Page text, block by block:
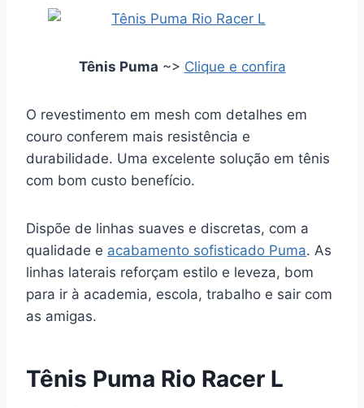
Tênis Puma ~> Clique e confira
O revestimento em mesh com detalhes em
couro conferem mais resistência e
durabilidade. Uma excelente solução em tênis
com bom custo benefício.
Dispõe de linhas suaves e discretas, com a
qualidade e acabamento sofisticado Puma. As
linhas laterais reforçam estilo e leveza, bom
para ir à academia, escola, trabalho e sair com
as amigas.
Tênis Puma Rio Racer L